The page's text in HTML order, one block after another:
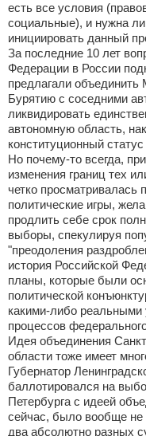
есть все условия
социальные), и нужна
инициировать данный
За последние 10 лет
Федерации в России
предлагали
Бурятию с соседними
ликвидировать
автономную область,
конституционный
Но почему-то всегда,
изменения границ тех
четко просматривалась
политические игры,
продлить себе срок
выборы, спекулируя
"преодоления
история Российской
планы, которые были
политической
какими-либо реальными
процессов
Идея объединения
области тоже имеет
Губернатор
баллотировался на
Петербурга с идеей
сейчас, было вообще не
два абсолютно разных